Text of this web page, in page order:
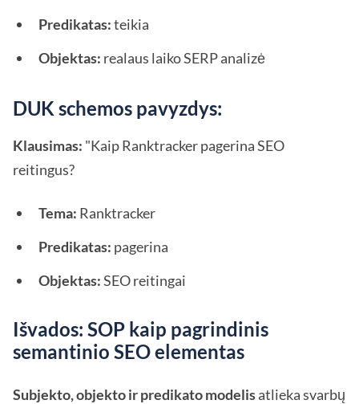
Predikatas:teikia
Objektas: realaus laiko SERP analizė
DUK schemos pavyzdys:
Klausimas: "Kaip Ranktracker pagerina SEO
reitingus?
Tema: Ranktracker
Predikatas: pagerina
Objektas:SEO reitingai
Išvados: SOP kaip pagrindinis
semantinio SEO elementas
Subjekto, objekto ir predikato modelisatlieka svarbų